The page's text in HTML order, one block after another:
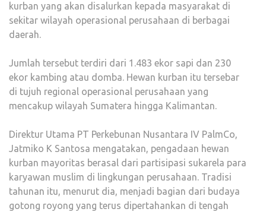
kurban yang akan disalurkan kepada masyarakat di
sekitar wilayah operasional perusahaan di berbagai
daerah.
Jumlah tersebut terdiri dari 1.483 ekor sapi dan 230
ekor kambing atau domba. Hewan kurban itu tersebar
di tujuh regional operasional perusahaan yang
mencakup wilayah Sumatera hingga Kalimantan.
Direktur Utama PT Perkebunan Nusantara IV PalmCo,
Jatmiko K Santosa mengatakan, pengadaan hewan
kurban mayoritas berasal dari partisipasi sukarela para
karyawan muslim di lingkungan perusahaan. Tradisi
tahunan itu, menurut dia, menjadi bagian dari budaya
gotong royong yang terus dipertahankan di tengah